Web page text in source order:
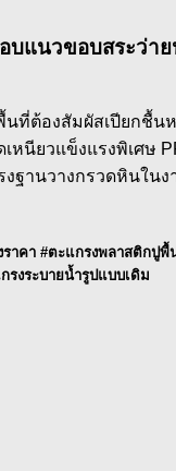
บแนวขอบสระว่
ที่ต้องสัมผัสเปียกชื้น
ยวแข็งแรงพิเศษ
งฐานวางกรวดหินใ
คา #ตะแกรงพลาสติกปู
งระบายน้ำรูปแบบเดิม